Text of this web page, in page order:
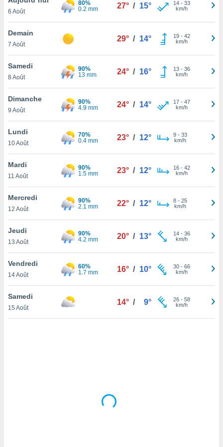
et
»,
au
vous
qu'ils
ou
le
ainsi
un
la
du
en
de
6 Août
80%
0.2 mm
27° / 15° 14- 33
km/h
Demain
7 Août
29° / 14° 19- 42
km/h
Samedi
8 Août
90%
13 mm
24° / 16° 13- 36
km/h
Dimanche
9 Août
90%
4.9 mm
24° / 14° 17- 47
km/h
Lundi
10 Août
70%
0.4 mm
23° / 12° 9- 33
km/h
Mardi
11 Août
90%
1.5 mm
23° / 12° 16- 42
km/h
Mercredi
12 Août
90%
2.1 mm
22° / 12° 8- 25
km/h
Jeudi
13 Août
90%
4.2 mm
20° / 13° 14- 36
km/h
Vendredi
14 Août
60%
1.7 mm
16° / 10° 30- 66
km/h
Samedi
15 Août
14° / 9° 26- 58
km/h